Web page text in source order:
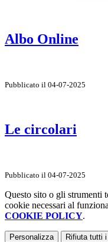
Albo Online
Pubblicato il 04-07-2025
Le circolari
Pubblicato il 04-07-2025
Questo sito o gli strumenti
cookie necessari al
COOKIE POLICY.
Personalizza Rifiuta tutti i